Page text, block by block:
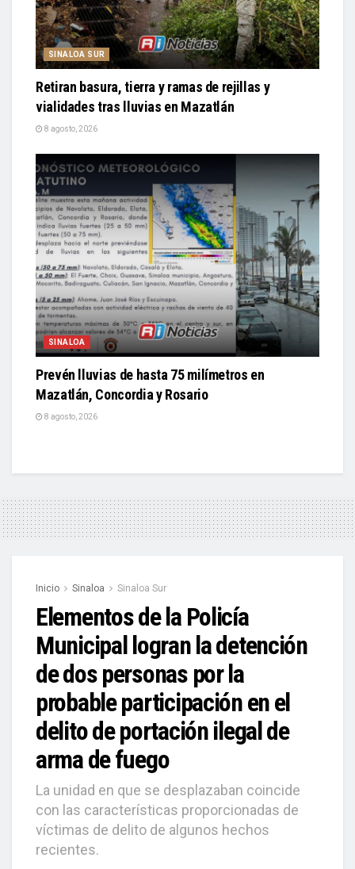
SINALOA SUR
Retiran basura, tierra y ramas de rejillas y
vialidades tras lluvias en Mazatlán
8 agosto, 2026
SINALOA
Prevén lluvias de hasta 75 milímetros en
Mazatlán, Concordia y Rosario
8 agosto, 2026
Inicio Sinaloa Sinaloa Sur
Elementos de la Policía
Municipal logran la detención
de dos personas por la
probable participación en el
delito de portación ilegal de
arma de fuego
La unidad en que se desplazaban coincide
con las características proporcionadas de
víctimas de delito de algunos hechos
recientes.